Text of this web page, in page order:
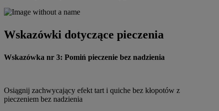
Wskazówki dotyczące pieczenia
Wskazówka nr 3: Pomiń pieczenie bez nadzienia
Osiągnij zachwycający efekt tart i quiche bez kłopotów z
pieczeniem bez nadzienia